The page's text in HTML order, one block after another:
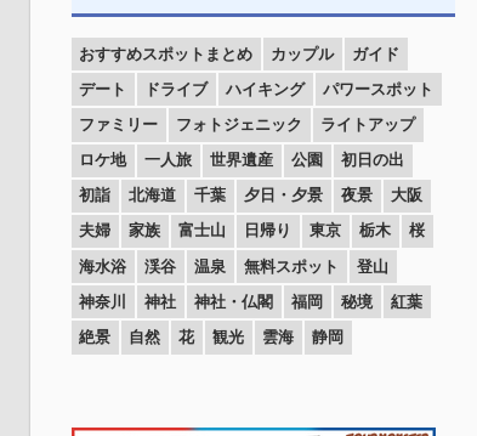
おすすめスポットまとめ カップル
ガイド
デート
ドライブ ハイキング
パワースポット
ファミリー
フォトジェニック
ライトアップ
ロケ地
一人旅 世界遺産 公園
初日の出
初詣
北海道 千葉 夕日・夕景 夜景
大阪
夫婦
家族 富士山 日帰り 東京 栃木
桜
海水浴
渓谷 温泉 無料スポット
登山
神奈川
神社 神社・仏閣 福岡 秘境
紅葉
絶景
自然 花 観光 雲海 静岡